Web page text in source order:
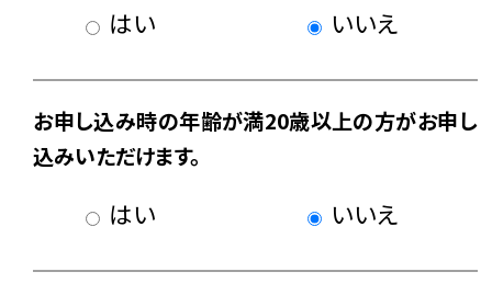
はい いいえ
お申し込み時の年齢が満20歳以上の方がお申し
込みいただけます。
はい いいえ